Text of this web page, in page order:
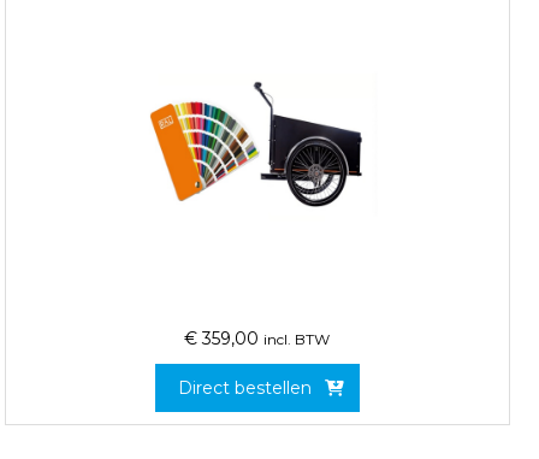
€ 359,00 incl. BTW
Direct bestellen